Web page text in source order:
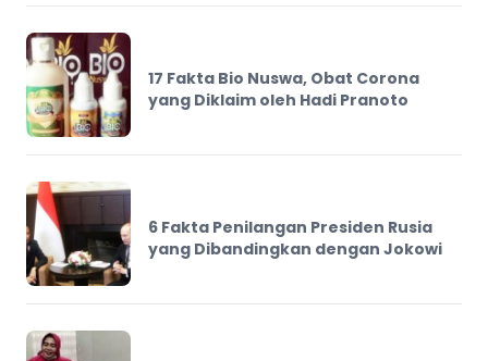
17 Fakta Bio Nuswa, Obat Corona
yang Diklaim oleh Hadi Pranoto
6 Fakta Penilangan Presiden Rusia
yang Dibandingkan dengan Jokowi